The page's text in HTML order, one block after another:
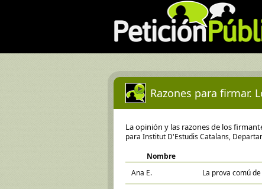
Razones para firmar.
La opinión y las razones de los
para Institut D'Estudis Catalans,
Nombre
Ana E.
La prova comú